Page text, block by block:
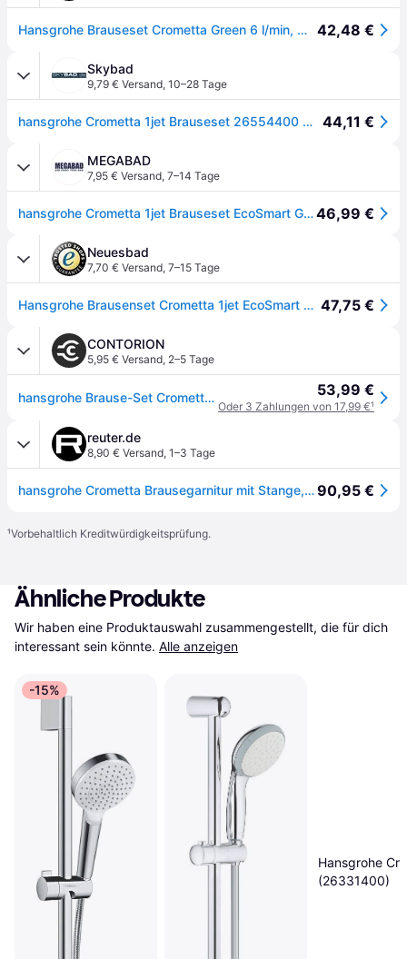
Hansgrohe Brauseset Crometta Green 6 l/min, mit 65 cm Brausestange, weiß/chrom 42,48 €
Skybad
9,79 € Versand, 10–28 Tage
hansgrohe Crometta 1jet Brauseset 26554400 weiss chrom, green 6 l/min, 65 cm Stange 44,11 €
MEGABAD
7,95 € Versand, 7–14 Tage
hansgrohe Crometta 1jet Brauseset EcoSmart Green 65 cm, Badarmaturen, 26554400, weiß/chrom46,99 €
Neuesbad
7,70 € Versand, 7–15 Tage
Hansgrohe Brausenset Crometta 1jet EcoSmart 6 l/min/Unica 650mm weiss/chrom, 26554400 26554400 47,75 €
CONTORION
5,95 € Versand, 2–5 Tage
hansgrohe Brause-Set Crometta EcoSmart plus 669mm Brausestange, 5,7 l/min, weiß/chrom 53,99 €
Oder 3 Zahlungen von 17,99 €¹
reuter.de
8,90 € Versand, 1–3 Tage
hansgrohe Crometta Brausegarnitur mit Stange, 1 Strahlart, 26554400,90,95 €
¹Vorbehaltlich Kreditwürdigkeitsprüfung.
Ähnliche Produkte
Wir haben eine Produktauswahl zusammengestellt, die für dich
interessant sein könnte. Alle anzeigen
-15%
Hansgrohe
(26331400)